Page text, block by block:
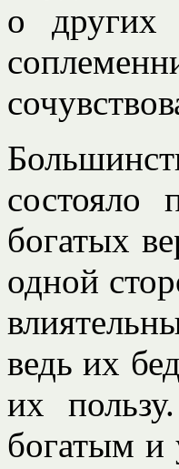
о
состояло
богатых
одной
ведь их
их
богатым и